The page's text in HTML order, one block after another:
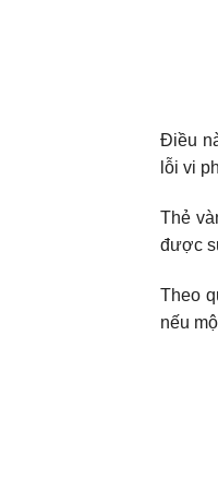
Điều
lỗi vi
Thẻ
được
Theo
nếu